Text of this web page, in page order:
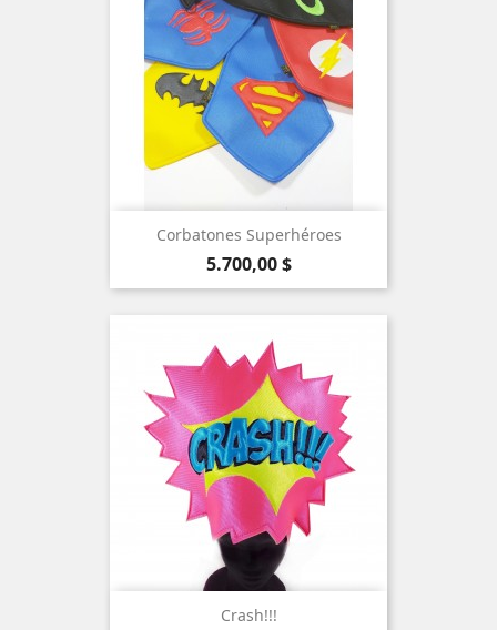
Corbatones Superhéroes
Precio
5.700,00 $
Crash!!!